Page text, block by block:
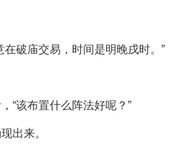
在破庙交易，时间是明晚戌时。”
“该布置什么阵法好呢？”
出来。